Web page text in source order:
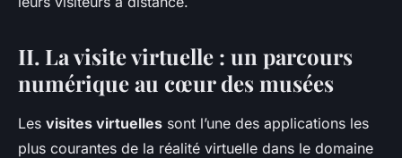
II. La visite virtuelle : un parcours
numérique au cœur des musées
Les visites virtuelles sont l’une des applications les
plus courantes de la réalité virtuelle dans le domaine